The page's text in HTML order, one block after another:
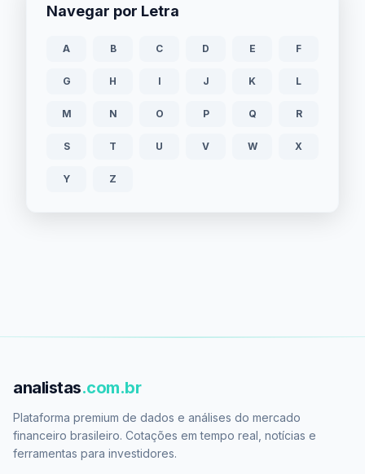
Navegar por Letra
A B C D E F
G H I J K L
M N O P Q R
S T U V W X
Y Z
analistas.com.br
Plataforma premium de dados e análises do mercado
financeiro brasileiro. Cotações em tempo real, notícias e
ferramentas para investidores.